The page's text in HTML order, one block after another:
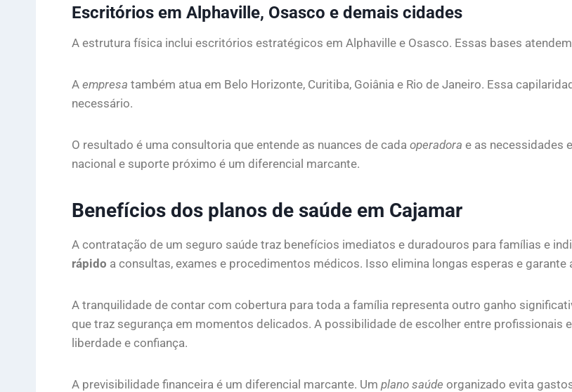
Escritórios em Alphaville, Osasco e demais cidades
A estrutura física inclui escritórios estratégicos em Alphaville e Osasco. Essas bases
A empresa também atua em Belo Horizonte, Curitiba, Goiânia e Rio de Janeiro. Essa
necessário.
O resultado é uma consultoria que entende as nuances de cada operadora e as necessidades
nacional e suporte próximo é um diferencial marcante.
Benefícios dos planos de saúde em Cajamar
A contratação de um seguro saúde traz benefícios imediatos e duradouros para famílias e
rápido a consultas, exames e procedimentos médicos. Isso elimina longas esperas e
A tranquilidade de contar com cobertura para toda a família representa outro ganho
que traz segurança em momentos delicados. A possibilidade de escolher entre profissionais
liberdade e confiança.
A previsibilidade financeira é um diferencial marcante. Um plano saúde organizado evita